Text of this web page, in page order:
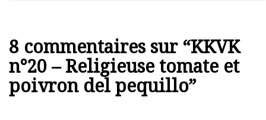
8 commentaires sur “KKVK
n°20 – Religieuse tomate et
poivron del pequillo”